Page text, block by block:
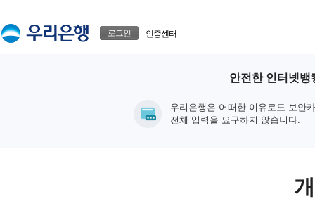
로그인 인증센터
안전한 인터넷뱅
우리은행은 어떠한 이유로도 보안
전체 입력을 요구하지 않습니다.